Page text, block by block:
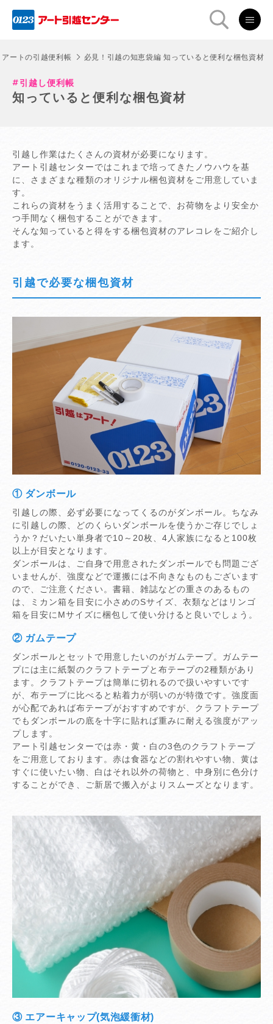
アートの引越便利帳 必見！引越の知恵袋編 知っていると便利な梱包資材
引越し便利帳
知っていると便利な梱包資材
引越し作業はたくさんの資材が必要になります。
アート引越センターではこれまで培ってきたノウハウを基
に、さまざまな種類のオリジナル梱包資材をご用意していま
す。
これらの資材をうまく活用することで、お荷物をより安全か
つ手間なく梱包することができます。
そんな知っていると得をする梱包資材のアレコレをご紹介し
ます。
引越で必要な梱包資材
① ダンボール
引越しの際、必ず必要になってくるのがダンボール。ちなみ
に引越しの際、どのくらいダンボールを使うかご存じでしょ
うか？だいたい単身者で10～20枚、4人家族になると100枚
以上が目安となります。
ダンボールは、ご自身で用意されたダンボールでも問題ござ
いませんが、強度などで運搬には不向きなものもございます
ので、ご注意ください。書籍、雑誌などの重さのあるもの
は、ミカン箱を目安に小さめのSサイズ、衣類などはリンゴ
箱を目安にMサイズに梱包して使い分けると良いでしょう。
② ガムテープ
ダンボールとセットで用意したいのがガムテープ。ガムテー
プには主に紙製のクラフトテープと布テープの2種類があり
ます。クラフトテープは簡単に切れるので扱いやすいです
が、布テープに比べると粘着力が弱いのが特徴です。強度面
が心配であれば布テープがおすすめですが、クラフトテープ
でもダンボールの底を十字に貼れば重みに耐える強度がアッ
プします。
アート引越センターでは赤・黄・白の3色のクラフトテープ
をご用意しております。赤は食器などの割れやすい物、黄は
すぐに使いたい物、白はそれ以外の荷物と、中身別に色分け
することができ、ご新居で搬入がよりスムーズとなります。
③ エアーキャップ(気泡緩衝材)